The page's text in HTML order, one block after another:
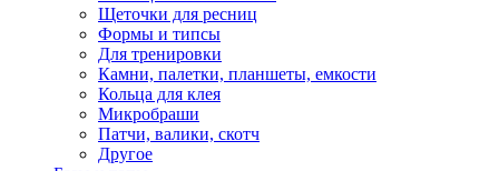
Щеточки для ресниц
Формы и типсы
Для тренировки
Камни, палетки, планшеты, емкости
Кольца для клея
Микробраши
Патчи, валики, скотч
Другое